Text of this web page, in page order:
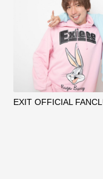
EXIT OFFICIAL